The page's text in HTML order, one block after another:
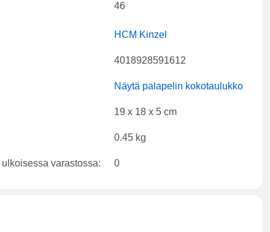
46
HCM Kinzel
4018928591612
Näytä palapelin kokotaulukko
19 x 18 x 5 cm
0.45 kg
varastossa: 0